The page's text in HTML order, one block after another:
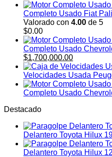
Completo Usado Fiat
Valorado con 4.00 de 5
$0.00
Completo Usado
El
precio
original
era:
$2,200,000.00.
$1,700,000.00El
precio
actual
es:
Velocidades Usada
Completo Usado
Destacado
Delantero Toyota Hilux
Delantero Toyota Hilux